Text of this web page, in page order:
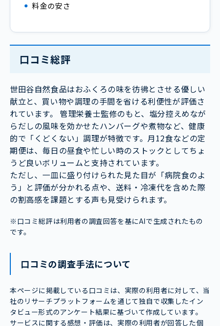
料金の安さ
口コミ総評
世田谷自然食品はおふくろの味を彷彿とさせる優しい
献立と、買い物や調理の手間を省ける利便性が評価さ
れています。 管理栄養士監修のもと、塩分控えめなが
らだしの風味を効かせたハンバーグや煮物など、健康
的で「くどくない」調理が特徴です。月12食などの定
期便は、毎日の昼食や忙しい時のストックとしてちょ
うど良いボリュームと支持されています。
ただし、一皿に盛り付けられた見た目が「病院食のよ
う」と評価が分かれる点や、送料・冷凍代を含めた際
の割高感を課題とする声も見受けられます。
※口コミ総評は利用者の調査回答を基にAIで生成されたもの
です。
口コミの調査手法について
本ページに掲載している口コミは、実際の利用者に対して、当
社のリサーチプラットフォームを通じて独自で収集したイン
タビュー形式のアンケート結果に基づいて作成しています。
サービスに関する感想・評価は、実際の利用者が回答した個